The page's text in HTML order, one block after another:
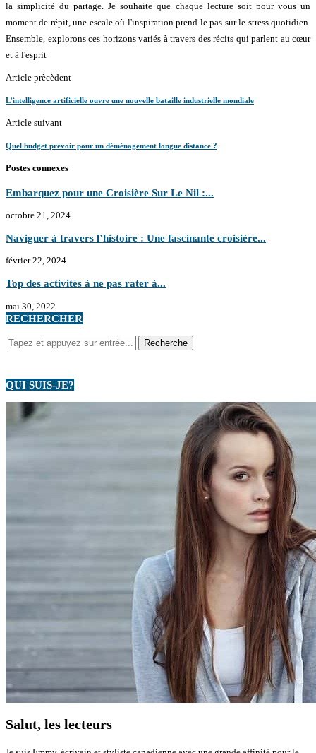
la simplicité du partage. Je souhaite que chaque lecture soit pour vous un
moment de répit, une escale où l'inspiration prend le pas sur le stress quotidien.
Ensemble, explorons ces horizons variés à travers des récits qui parlent au cœur
et à l'esprit
Article prècèdent
L’intelligence artificielle ouvre une nouvelle bataille industrielle mondiale
Article suivant
Quel budget prévoir pour un déménagement longue distance ?
Postes connexes
Embarquez pour une Croisière Sur Le Nil :...
octobre 21, 2024
Naviguer à travers l’histoire : Une fascinante croisière...
février 22, 2024
Top des activités à ne pas rater à...
mai 30, 2022
RECHERCHER
QUI SUIS-JE?
Salut, les lecteurs